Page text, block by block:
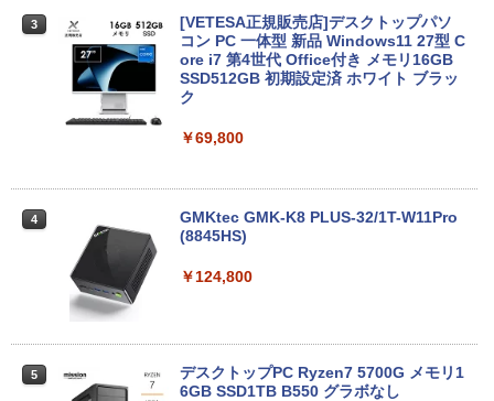
富士通 LIFEBOOK U748 高性能第7世代
Core i5-7300U カメラ内蔵 メモリ最大16
GB SSD1TB 薄い軽い FHD液晶 type-C
WIFI Bluetooth 中古ノートパソコン Off
ice付き 5GWIFI Bluetooth最新Microso
【マラソンセール期間中ポイント5倍】中
リ16GB M.2 SSD256GB 13.3インチ フ
日保証 送料無料
￥29,980
3
[VETESA正規販売店]デスクトップパソ
コン PC 一体型 新品 Windows11 27型 C
ore i7 第4世代 Office付き メモリ16GB
SSD512GB 初期設定済 ホワイト ブラッ
ク
￥69,800
4
GMKtec GMK-K8 PLUS-32/1T-W11Pro
(8845HS)
￥124,800
5
デスクトップPC Ryzen7 5700G メモリ1
6GB SSD1TB B550 グラボなし